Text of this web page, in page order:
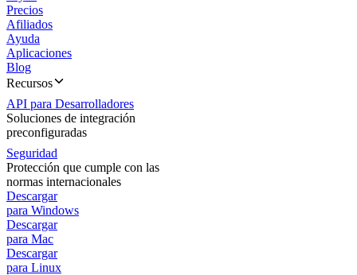
Precios
Afiliados
Ayuda
Aplicaciones
Blog
Recursos
API para Desarrolladores
Soluciones de integración
preconfiguradas
Seguridad
Protección que cumple con las
normas internacionales
Descargar
para Windows
Descargar
para Mac
Descargar
para Linux